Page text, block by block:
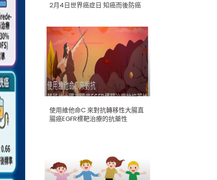
2月4日世界癌症日 知癌而後防癌
使用維他命C 來對抗轉移性大腸直
腸癌EGFR標靶治療的抗藥性